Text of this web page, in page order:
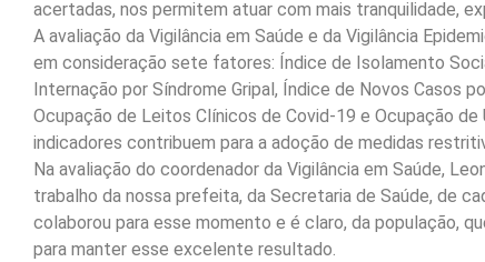
acertadas, nos permitem atuar com mais tranquilidade,
A avaliação da Vigilância em Saúde e da Vigilância
em consideração sete fatores: Índice de Isolamento
Internação por Síndrome Gripal, Índice de Novos Casos
Ocupação de Leitos Clínicos de Covid-19 e Ocupação
indicadores contribuem para a adoção de medidas
Na avaliação do coordenador da Vigilância em Saúde,
trabalho da nossa prefeita, da Secretaria de Saúde, de
colaborou para esse momento e é claro, da população,
para manter esse excelente resultado.